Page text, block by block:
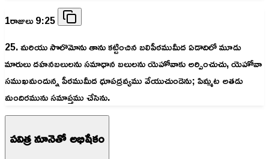
1రాజులు 9:25
25. మరియు సొలొమోను తాను కట్టించిన బలిపీఠముమీద ఏడాదిలో మూడు
మారులు దహనబలులను సమాధాన బలులను యెహోవాకు అర్పించుచు, యెహోవా
సముఖమందున్న పీఠముమీద ధూపద్రవ్యము వేయుచుండెను; పిమ్మట అతడు
మందిరమును సమాప్తము చేసెను.
పవిత్ర నూనెతో అభిషేకం